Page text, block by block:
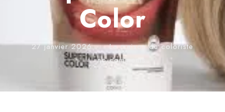
Color
27 janvier 2026 •
La maison du coloriste
•
no comments